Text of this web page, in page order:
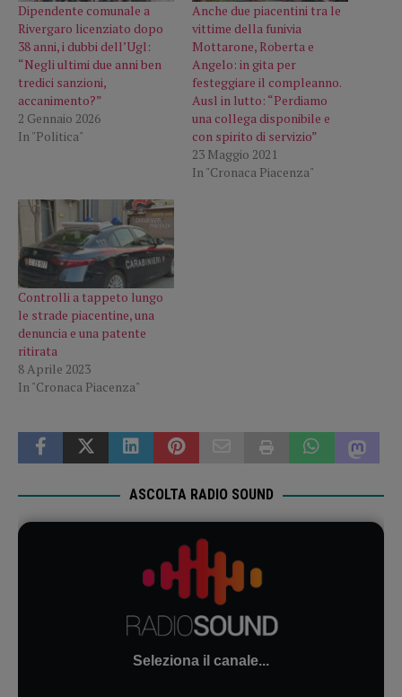
Dipendente comunale a
Rivergaro licenziato dopo
38 anni, i dubbi dell’Ugl:
“Negli ultimi due anni ben
tredici sanzioni,
accanimento?”
2 Gennaio 2026
In "Politica"
Anche due piacentini tra le
vittime della funivia
Mottarone, Roberta e
Angelo: in gita per
festeggiare il compleanno.
Ausl in lutto: “Perdiamo
una collega disponibile e
con spirito di servizio”
23 Maggio 2021
In "Cronaca Piacenza"
Controlli a tappeto lungo
le strade piacentine, una
denuncia e una patente
ritirata
8 Aprile 2023
In "Cronaca Piacenza"
ASCOLTA RADIO SOUND
Seleziona il canale...